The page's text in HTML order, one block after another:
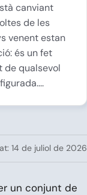
canviant
de les
venent estan
és un fet
de qualsevol
14 de juliol de 2026
un conjunt de